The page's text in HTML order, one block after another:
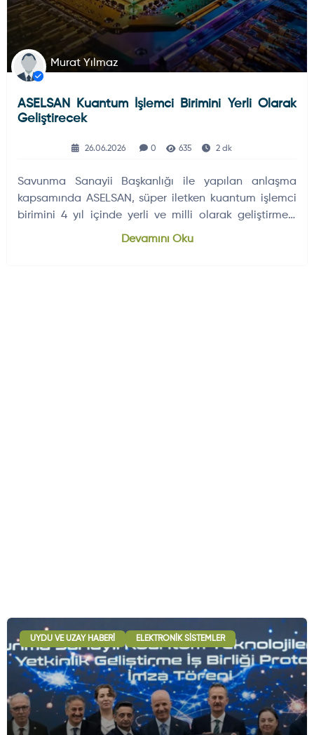
Murat Yılmaz
ASELSAN Kuantum İşlemci Birimini Yerli Olarak
Geliştirecek
26.06.2026 0 635 2 dk
Savunma Sanayii Başkanlığı ile yapılan anlaşma
kapsamında ASELSAN, süper iletken kuantum işlemci
birimini 4 yıl içinde yerli ve milli olarak geliştirmeyi
Devamını Oku
UYDU VE UZAY HABERI ELEKTRONIK SISTEMLER